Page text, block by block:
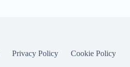
Privacy Policy Cookie Policy